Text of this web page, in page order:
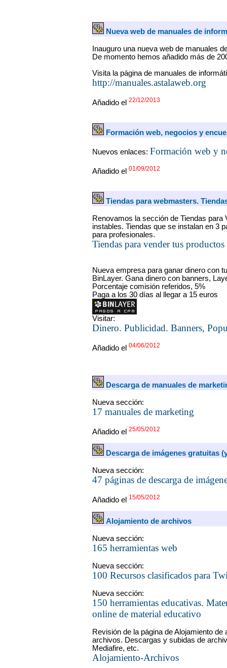
Nueva web de manuales de
Inauguro una nueva web de manuales
De momento hemos añadido más de
Visita la página de manuales de
http://manuales.astalaweb.org
Añadido el 22/12/2013
Formación web, negocios y
Nuevos enlaces: Formación web y
Añadido el 01/09/2012
Tiendas para webmasters.
Renovamos la sección de Tiendas
instables. Tiendas que se instalan en 3
para profesionales.
Tiendas para vender tus productos
Nueva empresa para ganar dinero con
BinLayer. Gana dinero con banners,
Porcentaje comisión referidos, 5%
Paga a los 30 días al llegar a 15 euros
Visitar:
Dinero. Publicidad. Banners,
Añadido el 04/06/2012
Descarga de manuales de
Nueva sección:
17 manuales de marketing
Añadido el 25/05/2012
Descarga de imágenes gratuitas
Nueva sección:
47 páginas de descarga de
Añadido el 15/05/2012
Alojamiento de archivos
Nueva sección:
165 herramientas web
Nueva sección:
100 Recursos clasificados para
Nueva sección:
150 herramientas educativas.
online de material educativo
Revisión de la página de Alojamiento
archivos. Descargas y subidas de
Mediafire, etc.
Alojamiento-Archivos